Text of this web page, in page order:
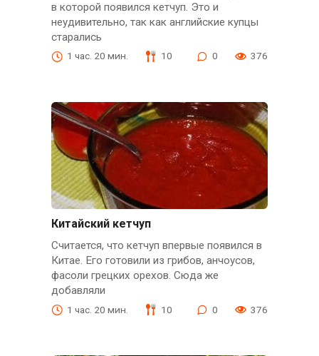
в которой появился кетчуп. Это и
неудивительно, так как английские купцы
старались
1 час. 20 мин. 10 0 376
Китайский кетчуп
Считается, что кетчуп впервые появился в
Китае. Его готовили из грибов, анчоусов,
фасоли грецких орехов. Сюда же
добавляли
1 час. 20 мин. 10 0 376